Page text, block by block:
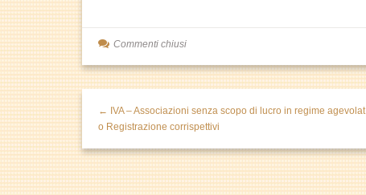
Commenti chiusi
← IVA – Associazioni senza scopo di lucro in regime agevolat
o Registrazione corrispettivi